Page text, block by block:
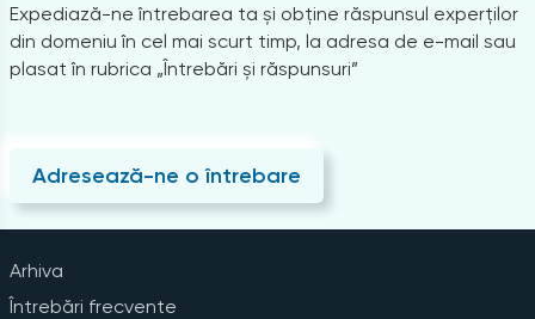
Expediază-ne întrebarea ta și obține răspunsul experților
din domeniu în cel mai scurt timp, la adresa de e-mail sau
plasat în rubrica „Întrebări și răspunsuri”
Adresează-ne o întrebare
Arhiva
Întrebări frecvente